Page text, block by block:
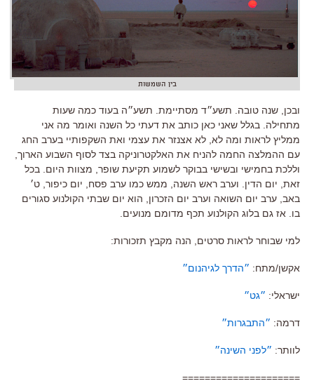
בין השמשות
ובכן, שנה טובה. תשע״ד מסתיימת. תשע״ה בעוד כמה שעות
מתחילה. בגלל שאני כאן כותב את דעתי כל השנה ואומר מה אני
ממליץ לראות ומה לא, לא אצנזר את עצמי ואת השקפותיי בערב החג
עם ההמלצה החמה להניח את האלקטרוניקה בצד לסוף השבוע הארוך,
וללכת בחמישי ובשישי בבוקר לשמוע תקיעת שופר, מצוות היום. בכל
זאת, יום הדין. וערב ראש השנה, ממש כמו ערב פסח, יום כיפור, ט׳
באב, ערב יום השואה וערב יום הזכרון, הוא יום שבתי הקולנוע סגורים
בו. אז גם בלוג הקולנוע תכף מדומם מנועים.
למי שבוחר לראות סרטים, הנה מקבץ תזכורות:
אקשן/מתח: ״הדרך לגיהנום״
ישראלי: ״גט״
דרמה: ״התבגרות״
לוותר: ״לפני השינה״
=====================